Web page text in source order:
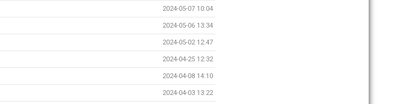
2024-05-07 10:04
2024-05-06 13:34
2024-05-02 12:47
2024-04-25 12:32
2024-04-08 14:10
2024-04-03 13:22